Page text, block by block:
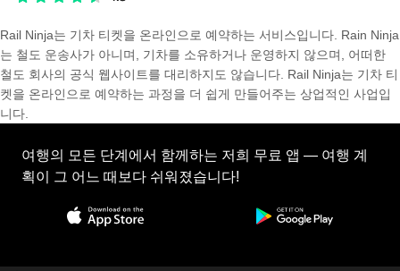
Rail Ninja는 기차 티켓을 온라인으로 예약하는 서비스입니다. Rain Ninja
는 철도 운송사가 아니며, 기차를 소유하거나 운영하지 않으며, 어떠한
철도 회사의 공식 웹사이트를 대리하지도 않습니다. Rail Ninja는 기차 티
켓을 온라인으로 예약하는 과정을 더 쉽게 만들어주는 상업적인 사업입
니다.
여행의 모든 단계에서 함께하는 저희 무료 앱 — 여행 계
획이 그 어느 때보다 쉬워졌습니다!